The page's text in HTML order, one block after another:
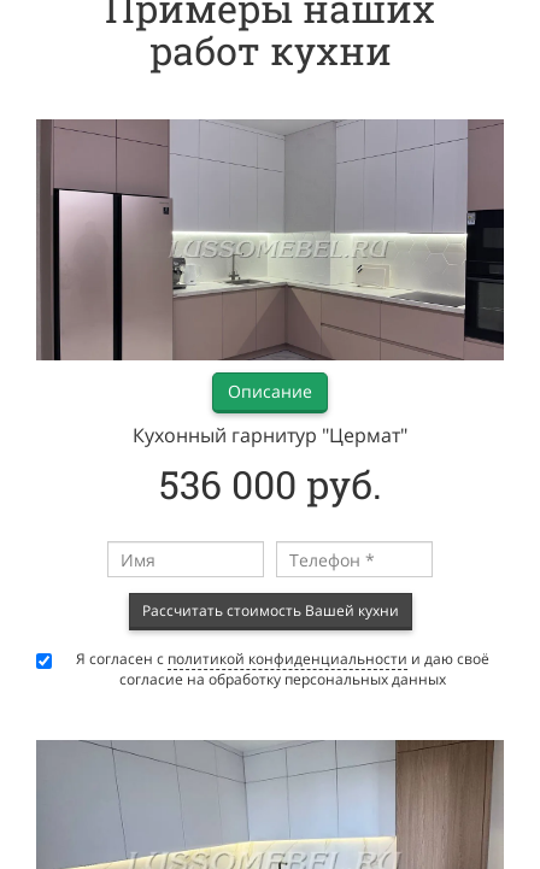
работ кухни
Описание
Кухонный гарнитур "Цермат"
536 000 руб.
Рассчитать стоимость Вашей кухни
Я согласен с политикой конфиденциальности и даю своё
согласие на обработку персональных данных